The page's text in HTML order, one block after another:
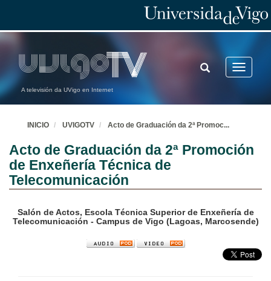
A televisión da UVigo en Internet
Toggle
TOGGLE
SEARCH
INICIO UVIGOTV Acto de Graduación da 2ª Promoc...
Acto de Graduación da 2ª Promoción
de Enxeñería Técnica de
Telecomunicación
Salón de Actos, Escola Técnica Superior de Enxeñería de
Telecomunicación - Campus de Vigo (Lagoas, Marcosende)